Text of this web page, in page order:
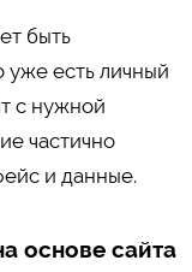
быть
уже есть личный
с нужной
частично
и данные.
основе сайта